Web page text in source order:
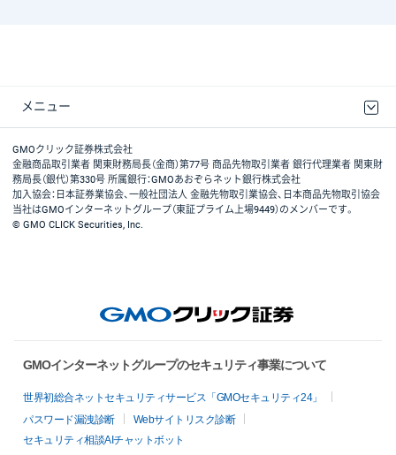
メニュー
取引規程・約款
最良執行方針
ディスクレイマー
リスク説明
GMOクリック証券ホームページ
GMOクリック証券株式会社
金融商品取引業者 関東財務局長（金商）第77号 商品先物取引業者 銀行代理業者 関東財
務局長（銀代）第330号 所属銀行：GMOあおぞらネット銀行株式会社
加入協会：日本証券業協会、一般社団法人 金融先物取引業協会、日本商品先物取引協会
当社はGMOインターネットグループ（東証プライム上場9449）のメンバーです。
© GMO CLICK Securities, Inc.
GMOインターネットグループのセキュリティ事業について
世界初総合ネットセキュリティサービス「GMOセキュリティ24」
パスワード漏洩診断
Webサイトリスク診断
セキュリティ相談AIチャットボット